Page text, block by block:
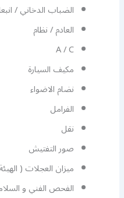
الضباب الدخاني /
العادم / نظام
A / C
مكيف السيارة
نضام الاضواء
الفرامل
نقل
صور التفتيش
ميزان العجلات (
الفحص الفني و